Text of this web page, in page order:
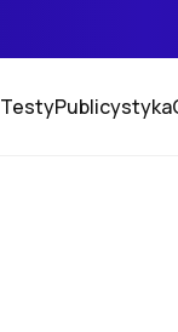
TestyPublicystyka